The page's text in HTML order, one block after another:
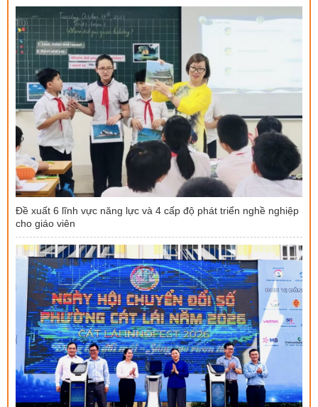
Đề xuất 6 lĩnh vực năng lực và 4 cấp độ phát triển nghề nghiệp
cho giáo viên